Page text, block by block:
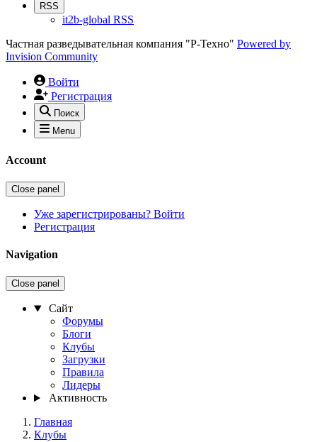
RSS
it2b-global RSS
Частная разведывательная компания "Р-Техно" Powered by
Invision Community
Войти
Регистрация
Поиск
Menu
Account
Close panel
Уже зарегистрированы? Войти
Регистрация
Navigation
Close panel
Сайт
Форумы
Блоги
Клубы
Загрузки
Правила
Лидеры
Активность
Главная
Клубы